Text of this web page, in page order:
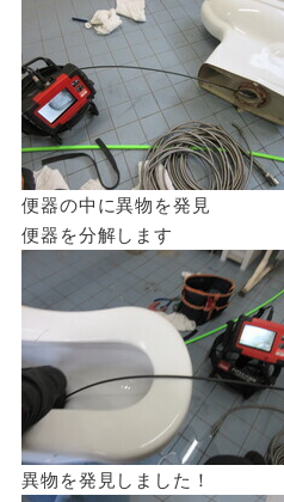
便器の中に異物を発見
便器を分解します
異物を発見しました！